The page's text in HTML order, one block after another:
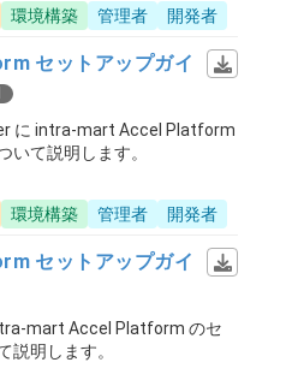
環境構築 管理者 開発者
セットアップガイ
に intra-mart Accel Platform
いて説明します。
環境構築 管理者 開発者
セットアップガイ
mart Accel Platform のセ
説明します。